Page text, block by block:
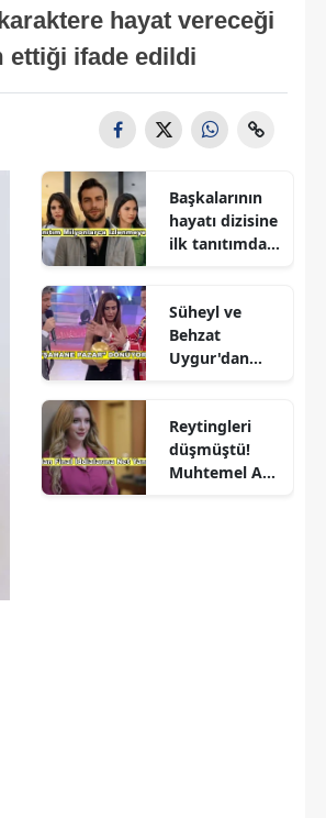
hayat vereceği
ettiği ifade edildi
Başkalarının
hayatı dizisine
ilk tanıtımdan
Süheyl ve
Behzat
Uygur'dan
Reytingleri
düşmüştü!
Muhtemel Aşk